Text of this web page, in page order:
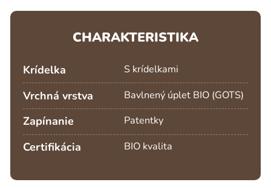
CHARAKTERISTIKA
Krídelka S krídelkami
Vrchná vrstva Bavlnený úplet BIO (GOTS)
Zapínanie Patentky
Certifikácia BIO kvalita